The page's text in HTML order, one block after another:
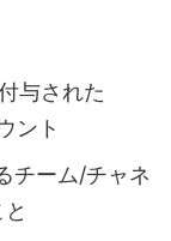
与された
ント
チーム/チャネ